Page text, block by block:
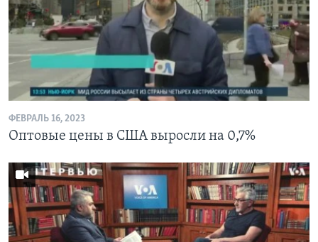
ФЕВРАЛЬ 16, 2023
Оптовые цены в США выросли на 0,7%